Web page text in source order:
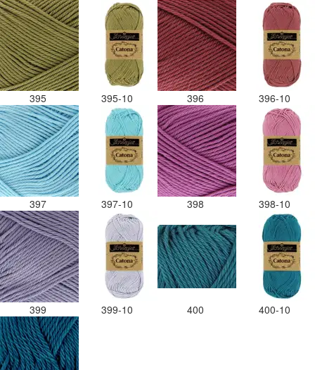
395 395-10 396 396-10
397 397-10 398 398-10
399 399-10 400 400-10